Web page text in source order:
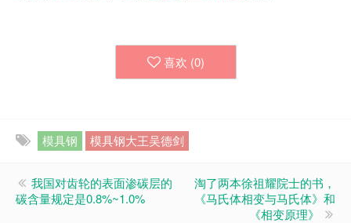
喜欢 (0)
模具钢 模具钢大王吴德剑
我国对齿轮的表面渗碳层的
碳含量规定是0.8%~1.0%
淘了两本徐祖耀院士的书，
《马氏体相变与马氏体》和
《相变原理》